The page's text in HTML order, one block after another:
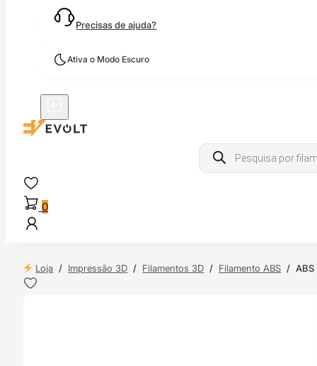
Precisas de ajuda?
Ativa o Modo Escuro
Products
search
0
Loja / Impressão 3D / Filamentos 3D / Filamento ABS / ABS